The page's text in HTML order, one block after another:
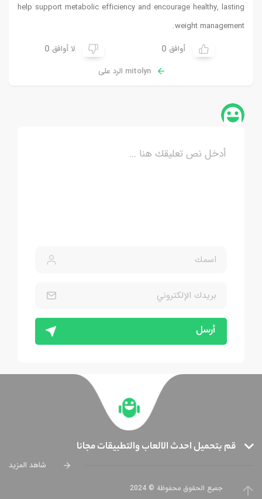
help support metabolic efficiency and encourage healthy, lasting
weight management.
أوافق 0 لا أوافق 0
mitolyn الرد على
أرسل
قم بتحميل احدث الالعاب والتطبيقات مجانا
شاهد المزيد
جميع الحقوق محفوظة © 2024